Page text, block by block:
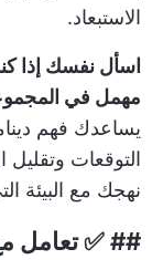
الاستبعاد.
اسأل نفسك إذا
مهمل في
يساعدك فهم
التوقعات
نهجك مع البيئة
## ✅تعامل